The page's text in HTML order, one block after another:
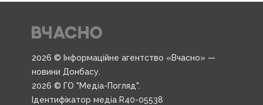
2026 © Інформаційне агентство «Вчасно» —
новини Донбасу.
2026 © ГО "Медіа-Погляд".
Ідентифікатор медіа R40-05538